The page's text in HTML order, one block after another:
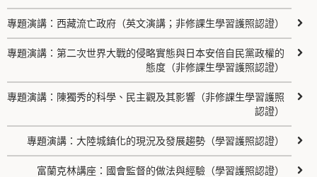
專題演講：西藏流亡政府（英文演講；非修課生學習護照認證）
專題演講：第二次世界大戰的侵略實態與日本安倍自民黨政權的
態度（非修課生學習護照認證）
專題演講：陳獨秀的科學、民主觀及其影響（非修課生學習護照
認證）
專題演講：大陸城鎮化的現況及發展趨勢（學習護照認證）
富蘭克林講座：國會監督的做法與經驗（學習護照認證）